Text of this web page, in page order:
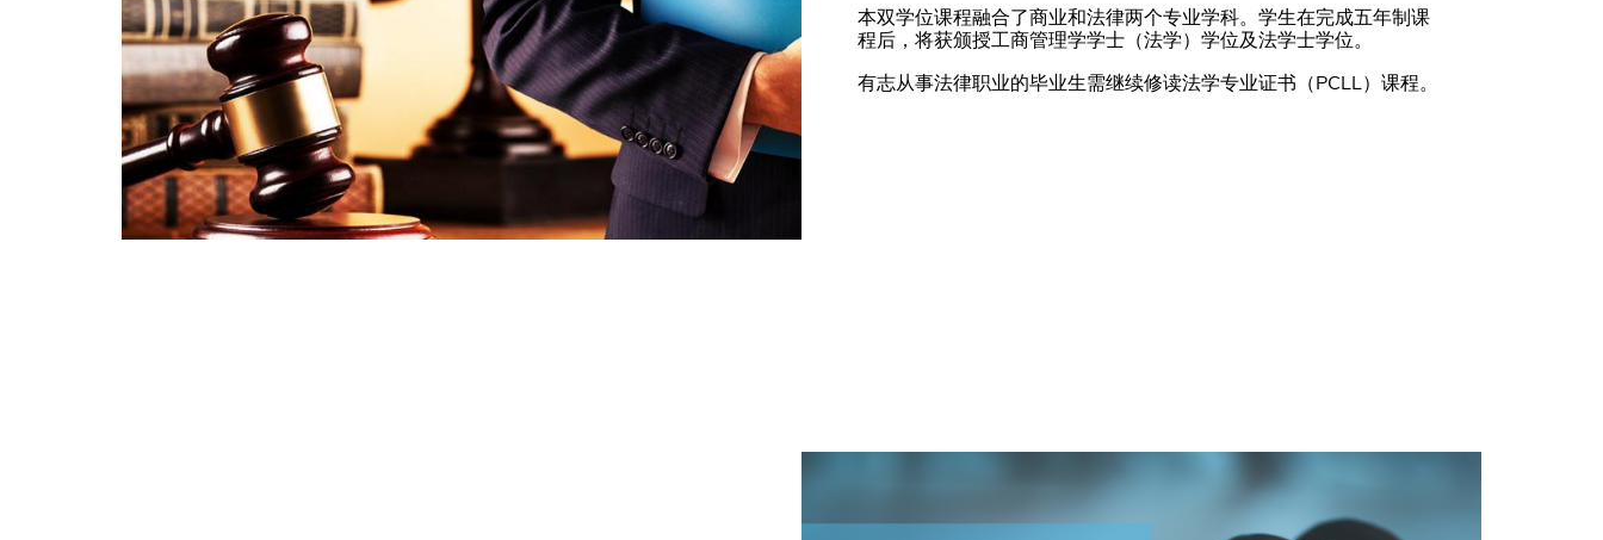
本双学位课程融合了商业和法律两个专业学科。学生在完成五年制课
程后，将获颁授工商管理学学士（法学）学位及法学士学位。
有志从事法律职业的毕业生需继续修读法学专业证书（PCLL）课程。